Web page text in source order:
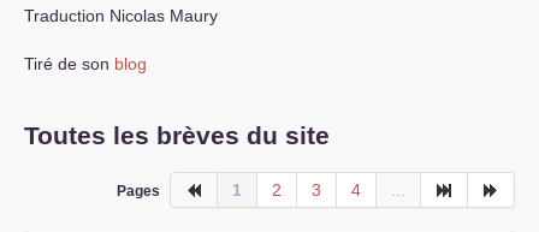
Traduction Nicolas Maury
Tiré de son blog
Toutes les brèves du site
Pages 1 2 3 4